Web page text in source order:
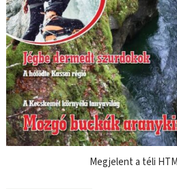
Megjelent a téli